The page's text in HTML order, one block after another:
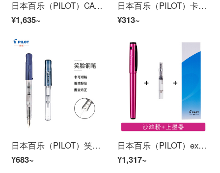
日本百乐（PILOT）CAVALIER新款卡佛里亚钢笔 涂漆铜杆 F咀 黑 FCAN-3SR-BF原装进口
¥1,635~
日本百乐（PILOT）卡利贵妃钢笔 学生入门练字笔（含墨胆6支）男女成人速写钢笔 FP-60R EF尖 透明杆
¥313~
日本百乐（PILOT）笑脸钢笔学生练字笔 入门级书法笔（含旋转上墨器/清洗胆）FKA-150R 透明黑 EF尖 限量版
¥683~
日本百乐（PILOT）explorer探索者钢笔 单支装(配上墨器)M尖粉沙滩FP-EX1-M-MP(618活动专供)
¥1,317~